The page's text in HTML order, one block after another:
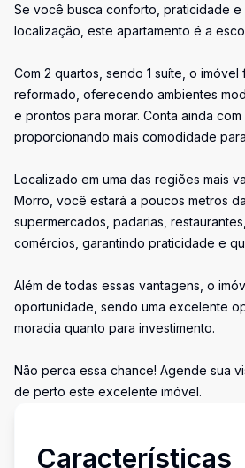
Se você busca conforto, praticidade e
localização, este apartamento é a
Com 2 quartos, sendo 1 suíte, o imóvel
reformado, oferecendo ambientes
e prontos para morar. Conta ainda com
proporcionando mais comodidade
Localizado em uma das regiões mais
Morro, você estará a poucos metros
supermercados, padarias,
comércios, garantindo praticidade e
Além de todas essas vantagens, o
oportunidade, sendo uma excelente
moradia quanto para investimento.
Não perca essa chance! Agende sua
de perto este excelente imóvel.
Características